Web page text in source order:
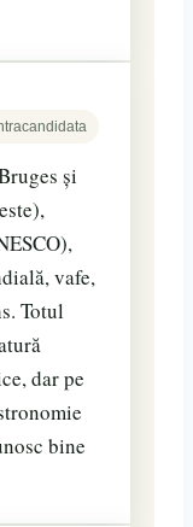
și
vafe,
Totul
dar pe
bine